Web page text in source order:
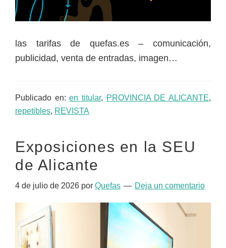
las tarifas de quefas.es – comunicación,
publicidad, venta de entradas, imagen…
Publicado en:en titular, PROVINCIA DE ALICANTE,
repetibles, REVISTA
Exposiciones en la SEU
de Alicante
4 de julio de 2026 por Quefas Deja un comentario